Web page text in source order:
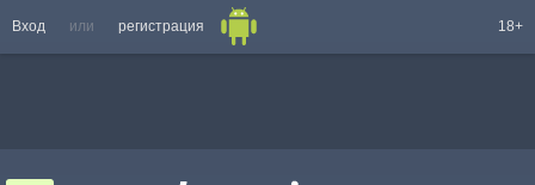
Вход или регистрация 18+